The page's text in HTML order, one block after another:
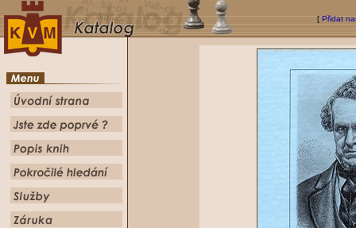
[ Přidat